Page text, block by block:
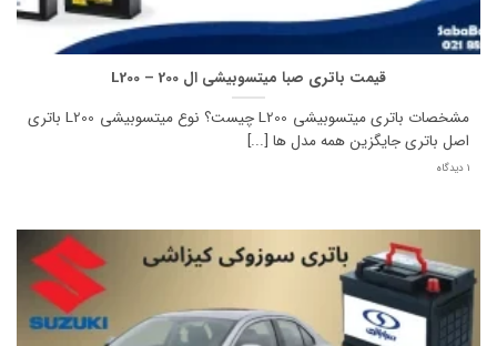
قیمت باتری صبا میتسوبیشی ال 200 – L200
مشخصات باتری میتسوبیشی L200 چیست؟ نوع میتسوبیشی L200 باتری
اصل باتری جایگزین همه مدل ها [...]
1 دیدگاه